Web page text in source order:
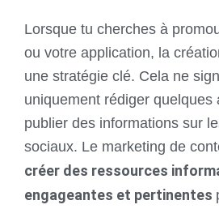
Lorsque tu cherches à
ou votre application, la
une stratégie clé. Cela ne
uniquement rédiger quelques
publier des informations sur
sociaux. Le marketing de
créer des ressources
engageantes et pertinentes